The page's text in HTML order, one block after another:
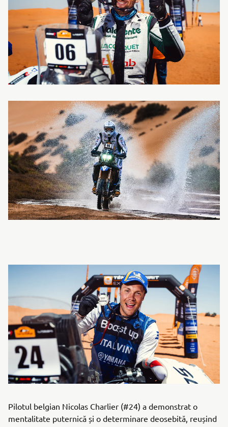
Pilotul belgian Nicolas Charlier (#24) a demonstrat o
mentalitate puternică și o determinare deosebită, reușind